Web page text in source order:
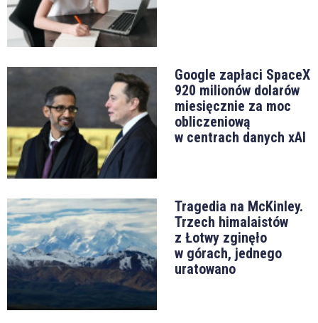
Google zapłaci SpaceX
920 milionów dolarów
miesięcznie za moc
obliczeniową
w centrach danych xAI
Tragedia na McKinley.
Trzech himalaistów
z Łotwy zginęło
w górach, jednego
uratowano